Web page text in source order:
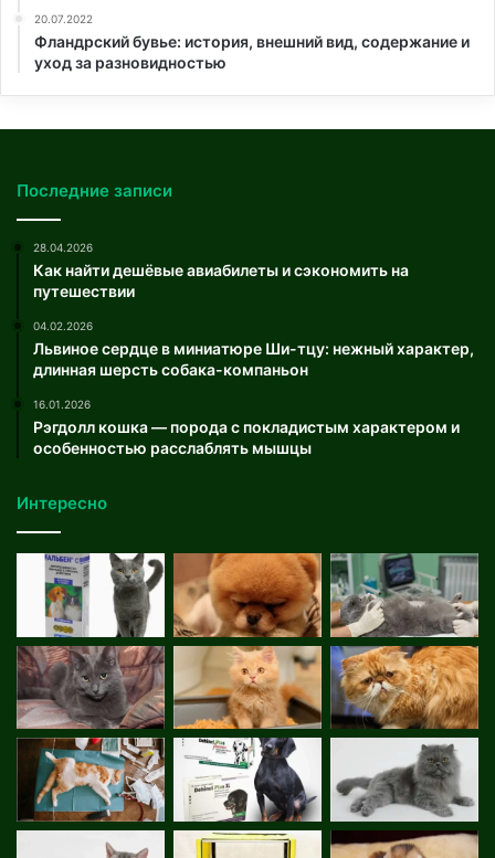
20.07.2022
Фландрский бувье: история, внешний вид, содержание и
уход за разновидностью
Последние записи
28.04.2026
Как найти дешёвые авиабилеты и сэкономить на
путешествии
04.02.2026
Львиное сердце в миниатюре Ши-тцу: нежный характер,
длинная шерсть собака-компаньон
16.01.2026
Рэгдолл кошка — порода с покладистым характером и
особенностью расслаблять мышцы
Интересно